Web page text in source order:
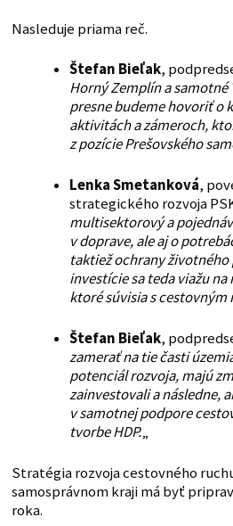
Nasleduje priama reč.
Štefan Bieľak,
Horný Zemplín a samotné
presne budeme hovoriť o
aktivitách a zámeroch,
z pozície Prešovského
Lenka Smetanková,
strategického rozvoja
multisektorový a
v doprave, ale aj o
taktiež ochrany
investície sa teda viažu
ktoré súvisia s cestovným
Štefan Bieľak,
zamerať na tie časti
potenciál rozvoja, majú
zainvestovali a následne,
v samotnej podpore
tvorbe HDP.„
Stratégia rozvoja cestovného
samosprávnom kraji má byť
roka.